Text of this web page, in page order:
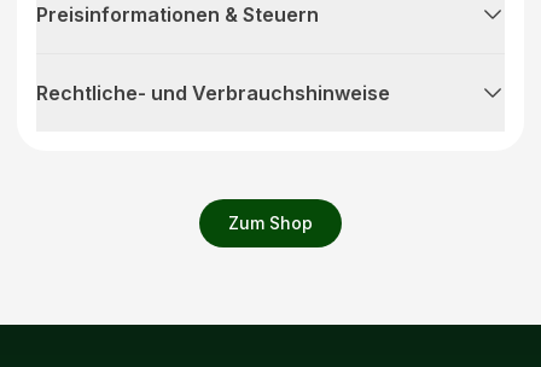
Zum Shop
Preisinformationen & Steuern
Rechtliche- und Verbrauchshinweise